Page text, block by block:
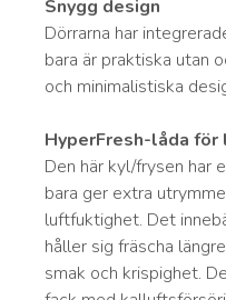
Snygg design
Dörrarna har
bara är praktiska utan
och minimalistiska
HyperFresh-låda
Den här kyl/frysen har
bara ger extra
luftfuktighet. Det
håller sig fräscha
smak och krispighet.